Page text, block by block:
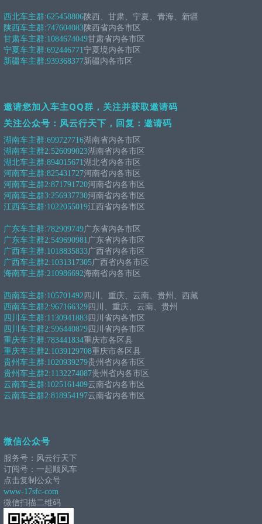
西北车主群:625458806陕西、甘肃、宁夏、青海、新疆
陕西车主群:747604083陕西省内各市区
甘肃车主群:1084674049甘肃省内各市区
宁夏车主群:692446771宁夏境内各市区
新疆车主群:939368377新疆内各市区
邀请您加入车主QQ群，关注并获取邀请码
关注公众号：风云行天下，回复：邀请码
湖南车主群:699727716湖南省内各市区
湖南车主群2:526099023湖南省内各市区
湖北车主群:894015671湖北省内各市区
河南车主群:825431727河南省内各市区
河南车主群2:871791720河南省内各市区
河南车主群3:256937730河南省内各市区
江西车主群:1022055019江西省内各市区
广东车主群:782909749广东省内各市区
广东车主群2:549690981广东省内各市区
广西车主群:1018835833广西省内各市区
广西车主群2:1031317305广西省内各市区
海南车主群:210986692海南省内各市区
西南车主群:105701492 四川、重庆、云南、贵州、西藏
西南车主群2:967166329 四川、重庆、云南、贵州
四川车主群:1130941883 四川省内各市区
四川车主群2:596440879 四川省内各市区
重庆车主群:783441834重庆市各区县
重庆车主群2:1039129708重庆市各区县
贵州车主群:1020939279贵州省内各市区
贵州车主群2:1132274087贵州省内各市区
云南车主群:1025161409云南省内各市区
云南车主群2:818954197云南省内各市区
微信公众号
服务号：风云行天下
订阅号：一起顺风车
点击复制公众号
www-17sfc-com
微信扫描二维码